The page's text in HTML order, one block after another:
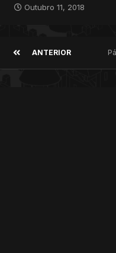
Outubro 11, 2018
ANTERIOR